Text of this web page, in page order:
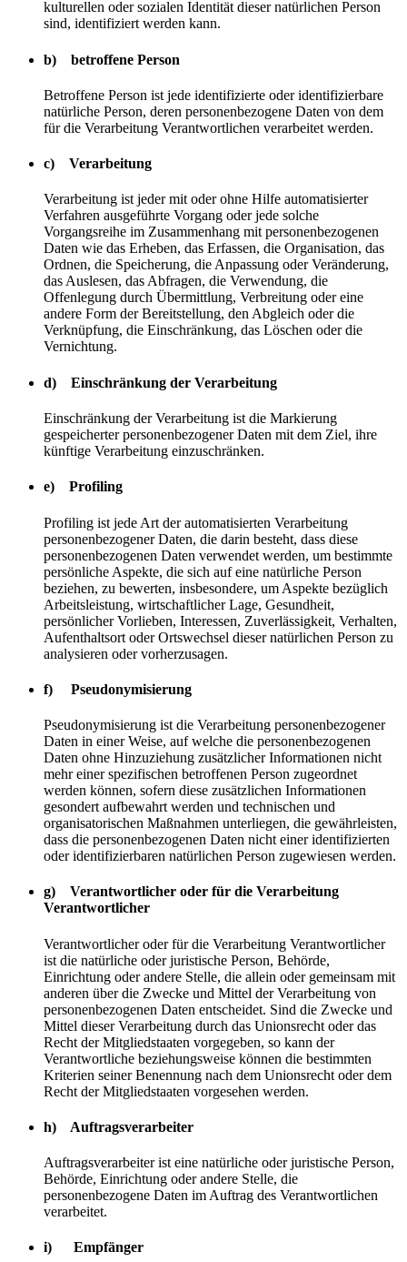
kulturellen oder sozialen Identität dieser natürlichen Person
sind, identifiziert werden kann.
b) betroffene Person
Betroffene Person ist jede identifizierte oder identifizierbare
natürliche Person, deren personenbezogene Daten von dem
für die Verarbeitung Verantwortlichen verarbeitet werden.
c) Verarbeitung
Verarbeitung ist jeder mit oder ohne Hilfe automatisierter
Verfahren ausgeführte Vorgang oder jede solche
Vorgangsreihe im Zusammenhang mit personenbezogenen
Daten wie das Erheben, das Erfassen, die Organisation, das
Ordnen, die Speicherung, die Anpassung oder Veränderung,
das Auslesen, das Abfragen, die Verwendung, die
Offenlegung durch Übermittlung, Verbreitung oder eine
andere Form der Bereitstellung, den Abgleich oder die
Verknüpfung, die Einschränkung, das Löschen oder die
Vernichtung.
d) Einschränkung der Verarbeitung
Einschränkung der Verarbeitung ist die Markierung
gespeicherter personenbezogener Daten mit dem Ziel, ihre
künftige Verarbeitung einzuschränken.
e) Profiling
Profiling ist jede Art der automatisierten Verarbeitung
personenbezogener Daten, die darin besteht, dass diese
personenbezogenen Daten verwendet werden, um bestimmte
persönliche Aspekte, die sich auf eine natürliche Person
beziehen, zu bewerten, insbesondere, um Aspekte bezüglich
Arbeitsleistung, wirtschaftlicher Lage, Gesundheit,
persönlicher Vorlieben, Interessen, Zuverlässigkeit, Verhalten,
Aufenthaltsort oder Ortswechsel dieser natürlichen Person zu
analysieren oder vorherzusagen.
f) Pseudonymisierung
Pseudonymisierung ist die Verarbeitung personenbezogener
Daten in einer Weise, auf welche die personenbezogenen
Daten ohne Hinzuziehung zusätzlicher Informationen nicht
mehr einer spezifischen betroffenen Person zugeordnet
werden können, sofern diese zusätzlichen Informationen
gesondert aufbewahrt werden und technischen und
organisatorischen Maßnahmen unterliegen, die gewährleisten,
dass die personenbezogenen Daten nicht einer identifizierten
oder identifizierbaren natürlichen Person zugewiesen werden.
g) Verantwortlicher oder für die Verarbeitung
Verantwortlicher
Verantwortlicher oder für die Verarbeitung Verantwortlicher
ist die natürliche oder juristische Person, Behörde,
Einrichtung oder andere Stelle, die allein oder gemeinsam mit
anderen über die Zwecke und Mittel der Verarbeitung von
personenbezogenen Daten entscheidet. Sind die Zwecke und
Mittel dieser Verarbeitung durch das Unionsrecht oder das
Recht der Mitgliedstaaten vorgegeben, so kann der
Verantwortliche beziehungsweise können die bestimmten
Kriterien seiner Benennung nach dem Unionsrecht oder dem
Recht der Mitgliedstaaten vorgesehen werden.
h) Auftragsverarbeiter
Auftragsverarbeiter ist eine natürliche oder juristische Person,
Behörde, Einrichtung oder andere Stelle, die
personenbezogene Daten im Auftrag des Verantwortlichen
verarbeitet.
i) Empfänger